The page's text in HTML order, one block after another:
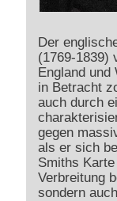
Der
(1769-1839)
England und
in Betracht
auch durch
gegen
als er sich
Smiths
Verbreitung
sondern